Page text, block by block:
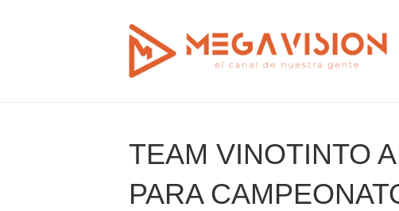
TEAM VINOTINTO
PARA